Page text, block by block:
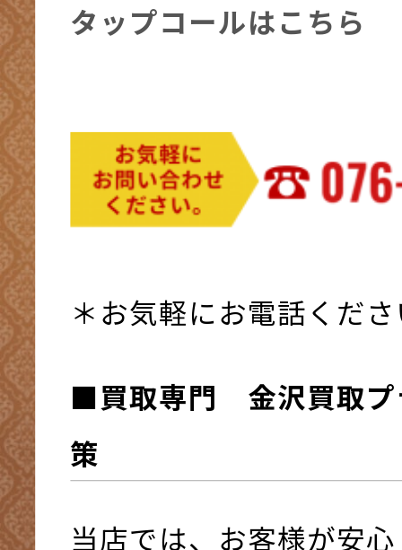
タップコールはこちら
＊お気軽にお電話くだ
■買取専門 金沢買取プ
策
当店では、お客様が安